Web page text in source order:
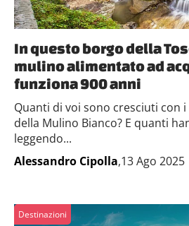
In questo borgo della
mulino alimentato ad
funziona 900 anni
Quanti di voi sono cresciuti con
della Mulino Bianco? E quanti
leggendo...
Alessandro Cipolla,13 Ago 2025
Destinazioni